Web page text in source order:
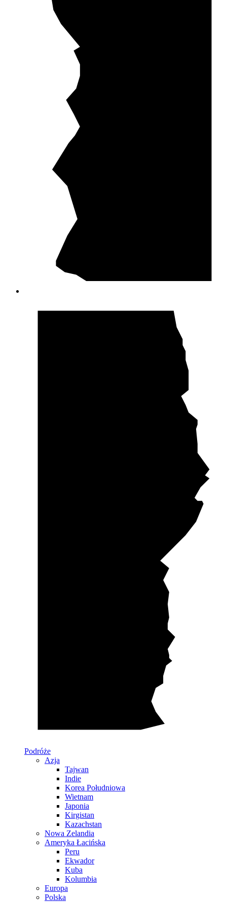
Podróże
Azja
Tajwan
Indie
Korea Południowa
Wietnam
Japonia
Kirgistan
Kazachstan
Nowa Zelandia
Ameryka Łacińska
Peru
Ekwador
Kuba
Kolumbia
Europa
Polska